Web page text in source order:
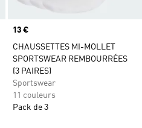
Prix
13 €
CHAUSSETTES MI-MOLLET
SPORTSWEAR REMBOURRÉES
(3 PAIRES)
Sportswear
11 couleurs
Pack de 3